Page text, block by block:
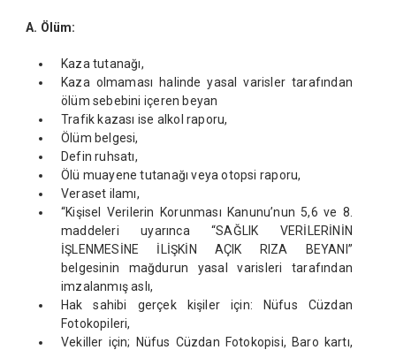
A. Ölüm:
Kaza tutanağı,
Kaza olmaması halinde yasal varisler tarafından
ölüm sebebini içeren beyan
Trafik kazası ise alkol raporu,
Ölüm belgesi,
Defin ruhsatı,
Ölü muayene tutanağı veya otopsi raporu,
Veraset ilamı,
“Kişisel Verilerin Korunması Kanunu’nun 5,6 ve 8.
maddeleri uyarınca “SAĞLIK VERİLERİNİN
İŞLENMESİNE İLİŞKİN AÇIK RIZA BEYANI”
belgesinin mağdurun yasal varisleri tarafından
imzalanmış aslı,
Hak sahibi gerçek kişiler için: Nüfus Cüzdan
Fotokopileri,
Vekiller için; Nüfus Cüzdan Fotokopisi, Baro kartı,